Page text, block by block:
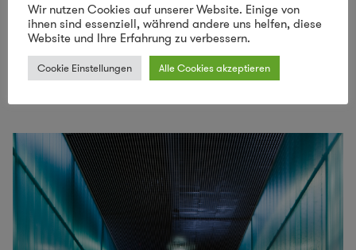
Sony hat Chinesische Stundenden beauftragt,
umweltfreundliche Geräte zu entwerfen. Einer der
Teilnehmer von der Dong Hwa Universität hat die „Sony
Conductor TV Remote“ ...mehr
Wir nutzen Cookies auf unserer Website. Einige von
ihnen sind essenziell, während andere uns helfen, diese
Website und Ihre Erfahrung zu verbessern.
Cookie Einstellungen Alle Cookies akzeptieren